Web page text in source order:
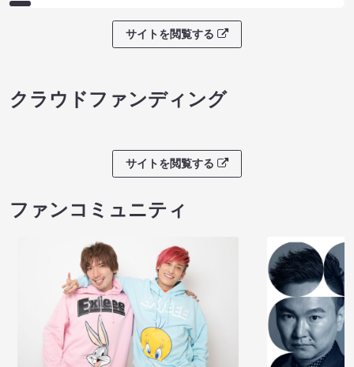
サイトを閲覧する
クラウドファンディング
サイトを閲覧する
ファンコミュニティ